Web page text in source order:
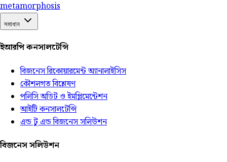
metamorphosis
সমাধান
ইআরপি কনসালটেন্সি
বিজনেস রিকোয়ারমেন্ট অ্যানালাইসিস
কৌশলগত বিশ্লেষণ
পলিসি অডিট ও ইমপ্লিমেন্টেশন
আইটি কনসালটেন্সি
এন্ড টু এন্ড বিজনেস সলিউশন
বিজনেস সলিউশন